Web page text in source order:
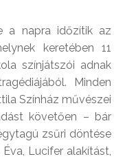
a napra időzítik az
keretében 11
színjátszói adnak
Minden
Színház művészei
követően – bár
zsűri döntése
Lucifer alakítást,